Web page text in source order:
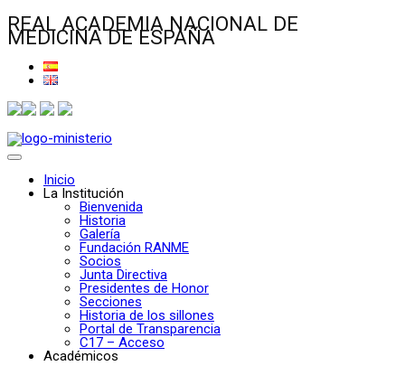
REAL ACADEMIA NACIONAL DE
MEDICINA DE ESPAÑA
Inicio
La Institución
Bienvenida
Historia
Galería
Fundación RANME
Socios
Junta Directiva
Presidentes de Honor
Secciones
Historia de los sillones
Portal de Transparencia
C17 – Acceso
Académicos